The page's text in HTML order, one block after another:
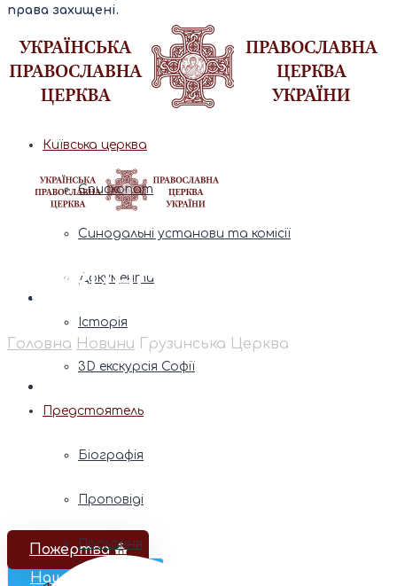
права захищені.
Наш Телеграм
Пожертва ⛪️
Київська церква
Єпископат
Синодальні установи та комісії
Документи
Історія
3D екскурсія Софії
Предстоятель
Біографія
Проповіді
Послання
Грузинська Церква
Головна Новини Грузинська Церква